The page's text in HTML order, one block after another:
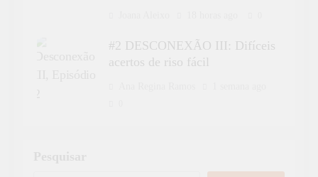
#2 DESCONEXÃO III: Difíceis
acertos de riso fácil